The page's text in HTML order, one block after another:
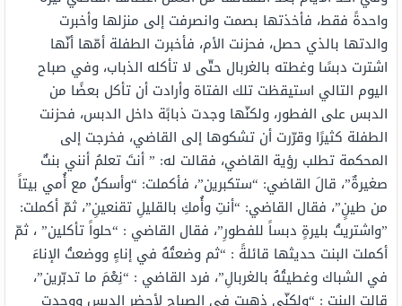
واحدةً فقط، فأخذتها بصمت وانصرفت إلى منزلها وأخبرت
والدتها بالذي حصل، فحزنت الأم، فأخبرت الطفلة أمّها أنّها
اشترت دبسًا وغطته بالغربال حتّى لا تأكله الذباب، وفي صباح
اليوم التالي استيقظت تلك الفتاة وأرادت أن تأكل بعضًا من
الدبس على الفطور، ولكنّها وجدت ذبابًة داخل الدبس، فحزنت
الطفلة كثيرًا وقرّرت أن تشكوها إلى القاضي، فخرجت إلى
المحكمة تطلب رؤية القاضي، فقالت له: ” أنتَ تعلمُ أنني بنتٌ
صغيرةٌ”، قالَ القاضي:‏ “ستكبرين‏”، فأكملت: “وأسكنُ مع أُمي بيتاً
من طينٍ”، فقال القاضي: “أنتِ وأُمكِ بالقليلِ تقنعينِ”، ثمّ أكملت:
‏”واشتريتُ بليرةٍ دبساً للفطورِ”، فقال القاضي : “حلواً تأكلين”‏ ، ثمّ
أكملت البنت حديثها قائلةً : “ثم وضعتُهُ في إناءٍ ووضعتُ الإناءَ
في الشباك وغطيتُهُ بالغربالِ”، فرد القاضي : “نِعْمَ ما تدبّرين”،‏
قالت البنت : “ولكنّي ذهبت في الصباح لأحضر الدبس ووجدت